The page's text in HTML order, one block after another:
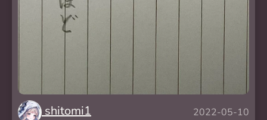
shitomi1 2022-05-10